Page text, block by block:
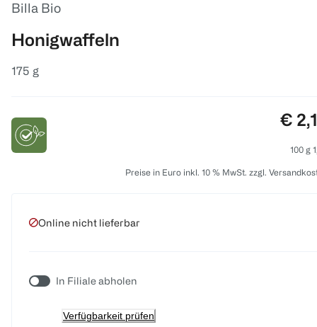
Billa Bio
Honigwaffeln
175 g
€
100 g
Preise in Euro inkl. 10 % MwSt. zzgl.
Online nicht lieferbar
In Filiale abholen
Verfügbarkeit prüfen